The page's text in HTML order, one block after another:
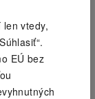
PRO
Comfort
vtedy,
EÚ bez